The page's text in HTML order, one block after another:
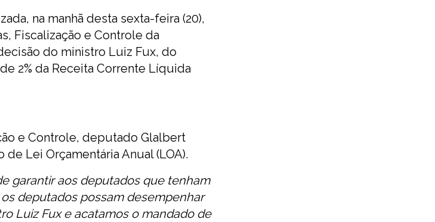
na manhã desta sexta-feira (20),
Fiscalização e Controle da
do ministro Luiz Fux, do
2% da Receita Corrente Líquida
e Controle, deputado Glalbert
Lei Orçamentária Anual (LOA).
garantir aos deputados que tenham
deputados possam desempenhar
Luiz Fux e acatamos o mandado de